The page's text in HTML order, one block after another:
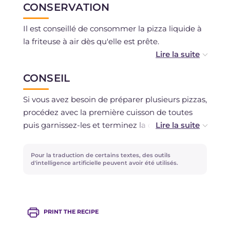
CONSERVATION
Il est conseillé de consommer la pizza liquide à
la friteuse à air dès qu'elle est prête.
conserver au réfrigérateur pendant un jour.
CONSEIL
Si vous avez besoin de préparer plusieurs pizzas,
procédez avec la première cuisson de toutes
puis garnissez-les et terminez la cuisson avant
Pour la traduction de certains textes, des outils
d'intelligence artificielle peuvent avoir été utilisés.
PRINT THE RECIPE